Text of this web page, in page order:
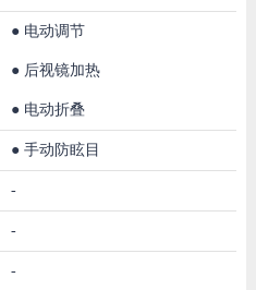
● 电动调节
● 后视镜加热
● 电动折叠
● 手动防眩目
-
-
-